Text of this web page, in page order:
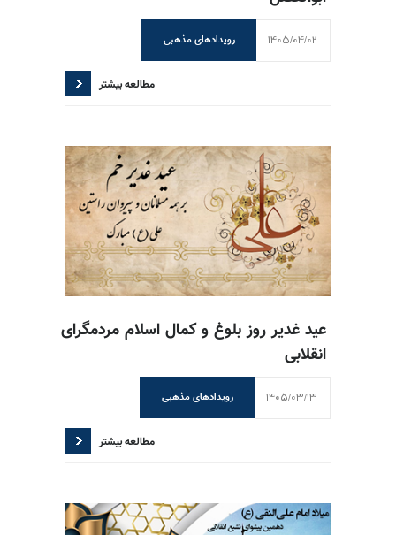
رویدادهای مذهبی 1405/04/02
مطالعه بیشتر
عید غدیر روز بلوغ و کمال اسلام مردمگرای
انقلابی
رویدادهای مذهبی 1405/03/13
مطالعه بیشتر